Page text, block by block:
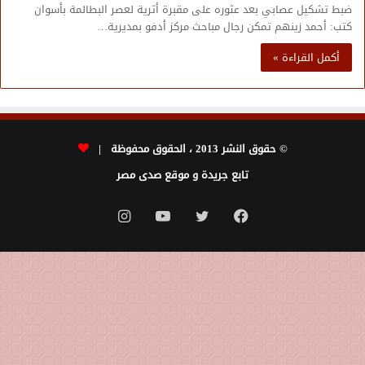
ضبط تشكيل عصابي بعد عثوره على مقبرة أثرية لعصر البطالمة بأسوان
كتب: أحمد زينهم تمكن رجال مباحث مركز أدفو بمديرية…
أكمل القراءة »
© حقوق النشر 2013 ، الحقوق محفوظة |
تابع جريدة و موقع صدى مصر
فيسبوك تويتر يوتيوبانستقرام